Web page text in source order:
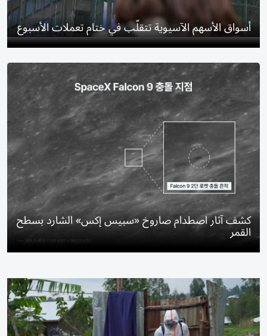
أسواق الأسهم الآسيوية تتقلّب في ختام تعملات الأسبوع
كشف آثار اصطدام صاروخ «سبيس إكس» الشارد بسطح
القمر